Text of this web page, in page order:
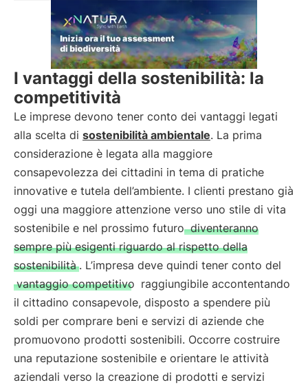
I vantaggi della sostenibilità: la
competitività
Le imprese devono tener conto dei vantaggi legati
alla scelta di sostenibilità ambientale. La prima
considerazione è legata alla maggiore
consapevolezza dei cittadini in tema di pratiche
innovative e tutela dell’ambiente. I clienti prestano già
oggi una maggiore attenzione verso uno stile di vita
sostenibile e nel prossimo futuro diventeranno
sempre più esigenti riguardo al rispetto della
sostenibilità . L’impresa deve quindi tener conto del
vantaggio competitivo raggiungibile accontentando
il cittadino consapevole, disposto a spendere più
soldi per comprare beni e servizi di aziende che
promuovono prodotti sostenibili. Occorre costruire
una reputazione sostenibile e orientare le attività
aziendali verso la creazione di prodotti e servizi